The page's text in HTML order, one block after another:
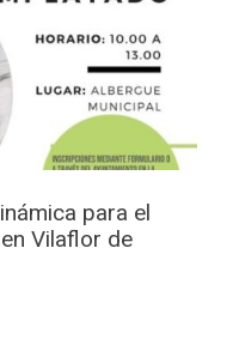
para el
Vilaflor de